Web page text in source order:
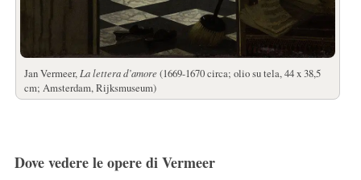
Jan Vermeer, La lettera d’amore (1669-1670 circa; olio su tela, 44 x 38,5
cm; Amsterdam, Rijksmuseum)
Dove vedere le opere di Vermeer